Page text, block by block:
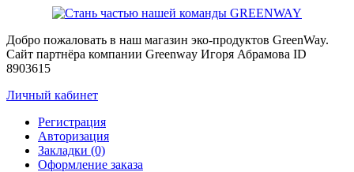
Добро пожаловать в наш магазин эко-продуктов GreenWay.
Сайт партнёра компании Greenway Игоря Абрамова ID
8903615
Личный кабинет
Регистрация
Авторизация
Закладки (0)
Оформление заказа